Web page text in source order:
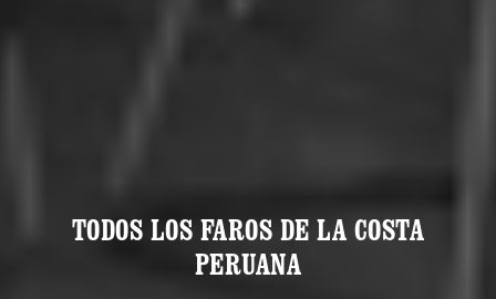
TODOS LOS FAROS DE LA COSTA
PERUANA